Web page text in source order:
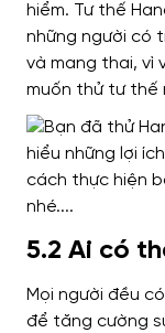
hiểm. Tư thế
những người có
và mang thai, vì
muốn thử tư thế
5.2 Ai có
Mọi người đều
để tăng cường